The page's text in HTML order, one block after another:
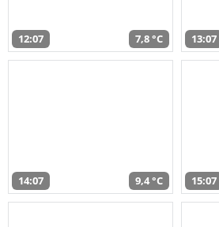
12:07 7,8 °C 13:07
14:07 9,4 °C 15:07